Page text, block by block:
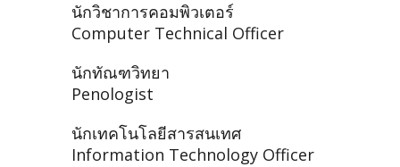
นักวิชาการคอมพิวเตอร์
Computer Technical Officer
นักทัณฑวิทยา
Penologist
นักเทคโนโลยีสารสนเทศ
Information Technology Officer